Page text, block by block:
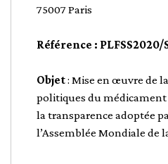
75007 Paris
Référence :
Objet: Mise en œuvre de
politiques du
la transparence adoptée
l’Assemblée Mondiale de